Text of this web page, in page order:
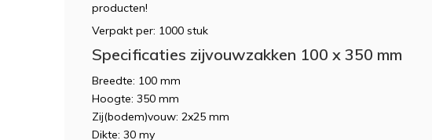
producten!
Verpakt per: 1000 stuk
Specificaties zijvouwzakken 100 x 350 mm
Breedte: 100 mm
Hoogte: 350 mm
Zij(bodem)vouw: 2x25 mm
Dikte: 30 my